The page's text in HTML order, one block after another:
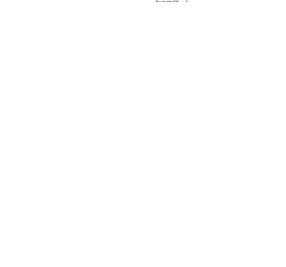
新聞稿。